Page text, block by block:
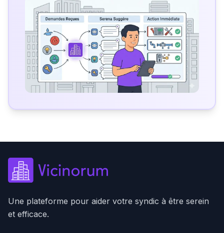
Une plateforme pour aider votre syndic à être serein
et efficace.